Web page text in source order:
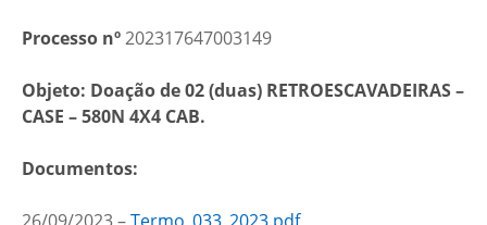
Processo nº202317647003149
Objeto: Doação de 02 (duas) RETROESCAVADEIRAS –
CASE – 580N 4X4 CAB.
Documentos: